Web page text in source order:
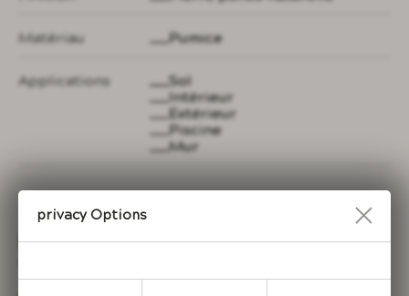
Matériau Pumice
Applications
Sol
Intérieur
Extérieur
Piscine
Mur
les propriétés de la pierre
Privacy Options